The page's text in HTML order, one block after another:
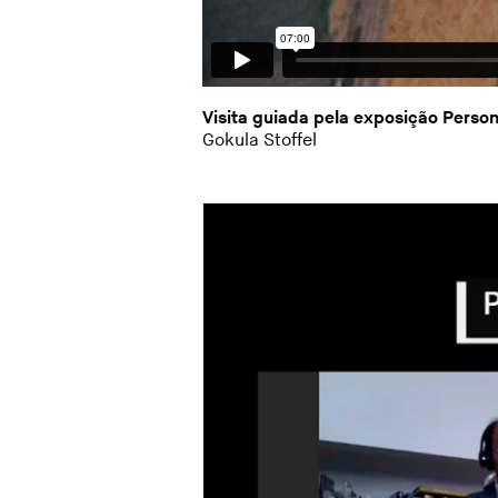
Visita guiada pela exposição
Gokula Stoffel